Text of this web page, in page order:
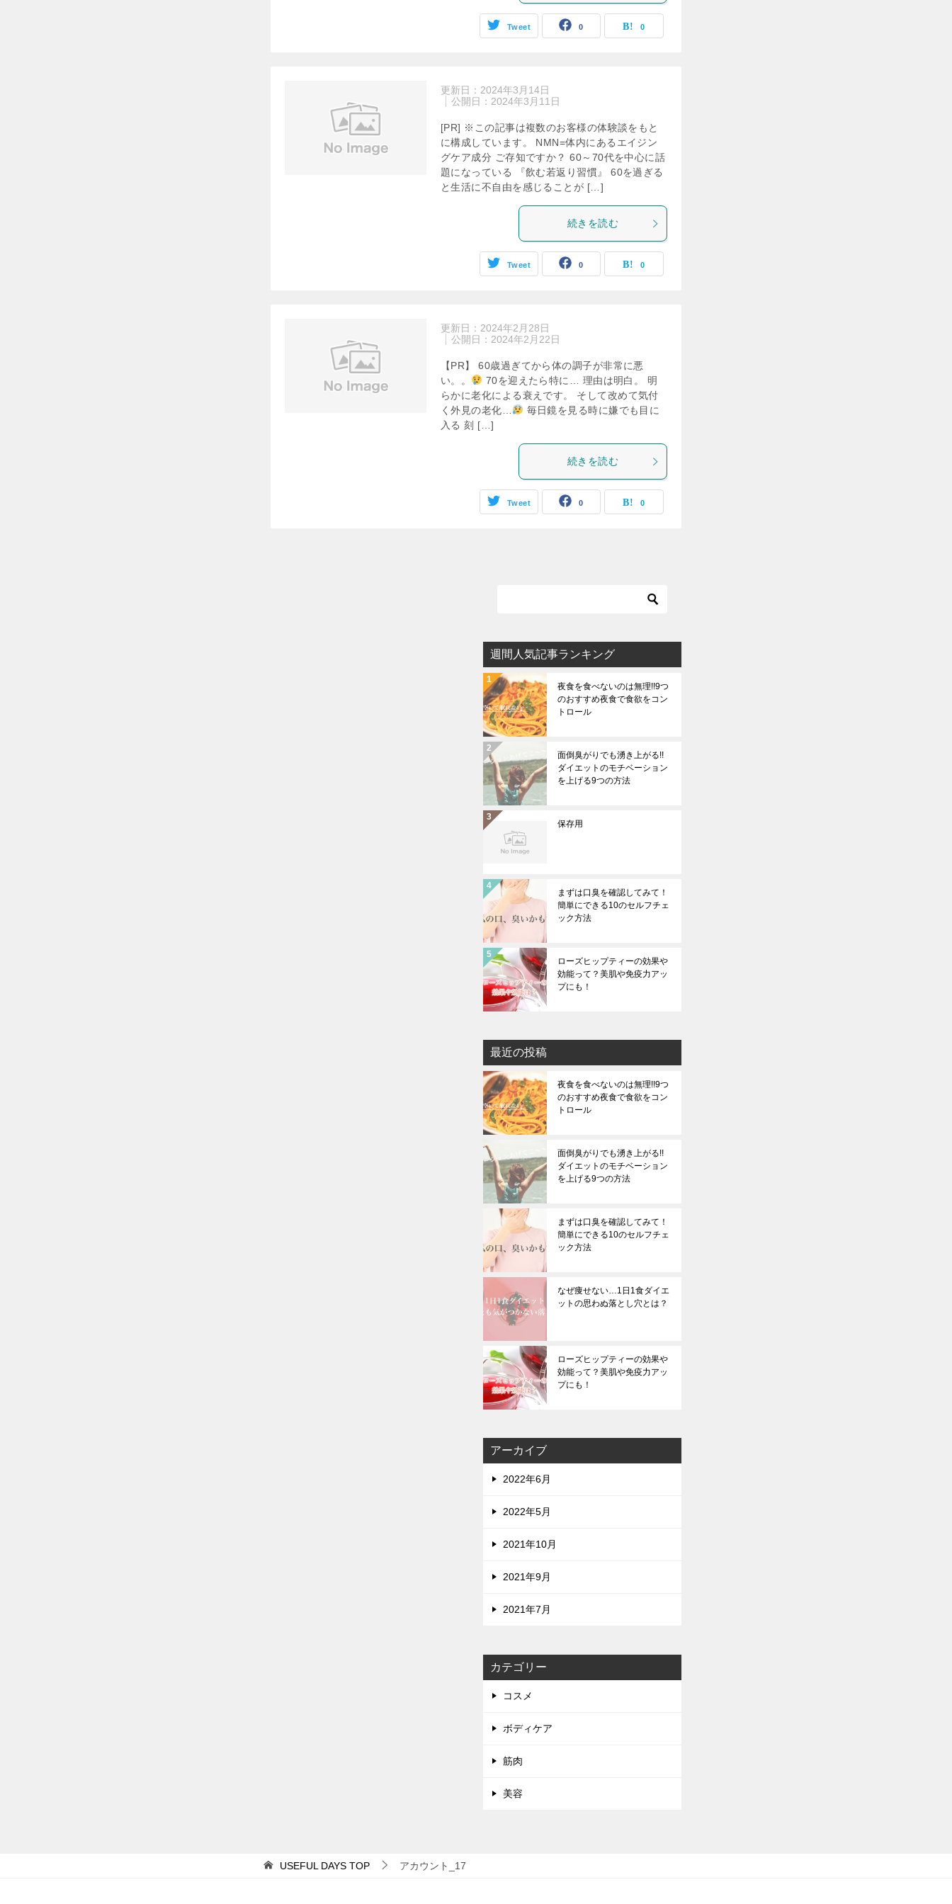
Tweet 0 0
更新日： 2024年3月14日
公開日： 2024年3月11日
[PR] ※この記事は複数のお客様の体験談をもと
に構成しています。 NMN=体内にあるエイジン
グケア成分 ご存知ですか？ 60～70代を中心に話
題になっている 『飲む若返り習慣』 60を過ぎる
と生活に不自由を感じることが […]
続きを読む
Tweet 0 0
更新日： 2024年2月28日
公開日： 2024年2月22日
【PR】 60歳過ぎてから体の調子が非常に悪
い。。
70を迎えたら特に… 理由は明白。 明
らかに老化による衰えです。 そして改めて気付
く外見の老化…
毎日鏡を見る時に嫌でも目に
入る 刻 […]
続きを読む
Tweet 0 0
週間人気記事ランキング
夜食を食べないのは無理!!9つ
のおすすめ夜食で食欲をコン
トロール
面倒臭がりでも湧き上がる!!
ダイエットのモチベーション
を上げる9つの方法
保存用
まずは口臭を確認してみて！
簡単にできる10のセルフチェ
ック方法
ローズヒップティーの効果や
効能って？美肌や免疫力アッ
プにも！
最近の投稿
夜食を食べないのは無理!!9つ
のおすすめ夜食で食欲をコン
トロール
面倒臭がりでも湧き上がる!!
ダイエットのモチベーション
を上げる9つの方法
まずは口臭を確認してみて！
簡単にできる10のセルフチェ
ック方法
なぜ痩せない…1日1食ダイエ
ットの思わぬ落とし穴とは？
ローズヒップティーの効果や
効能って？美肌や免疫力アッ
プにも！
アーカイブ
2022年6月
2022年5月
2021年10月
2021年9月
2021年7月
カテゴリー
コスメ
ボディケア
筋肉
美容
USEFUL DAYS TOP アカウント_17